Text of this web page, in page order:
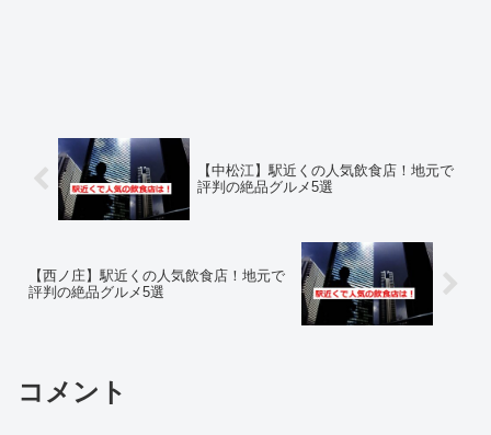
【中松江】駅近くの人気飲食店！地元で
評判の絶品グルメ5選
【西ノ庄】駅近くの人気飲食店！地元で
評判の絶品グルメ5選
コメント